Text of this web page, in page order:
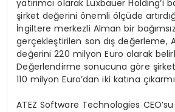
yatırımcı olarak Luxbauer Holding’i
şirket değerini önemli ölçüde
İngiltere merkezli Alman bir
gerçekleştirilen son dış değerleme,
değerini 220 milyon Euro olarak
Değerlendirme sonucuna göre
110 milyon Euro’dan iki katına
ATEZ Software Technologies